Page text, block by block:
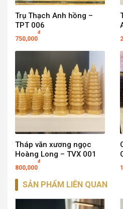
Trụ Thạch Anh hồng –
TPT 006
750,000
đ
Tháp văn xương ngọc
Hoàng Long – TVX 001
800,000
đ
SẢN PHẨM LIÊN QUAN